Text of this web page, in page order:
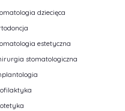
dziecięca
estetyczna
stomatologiczna